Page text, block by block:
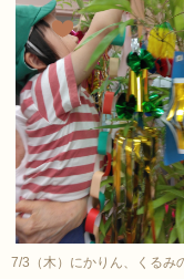
7/3（木）にかりん、くるみ